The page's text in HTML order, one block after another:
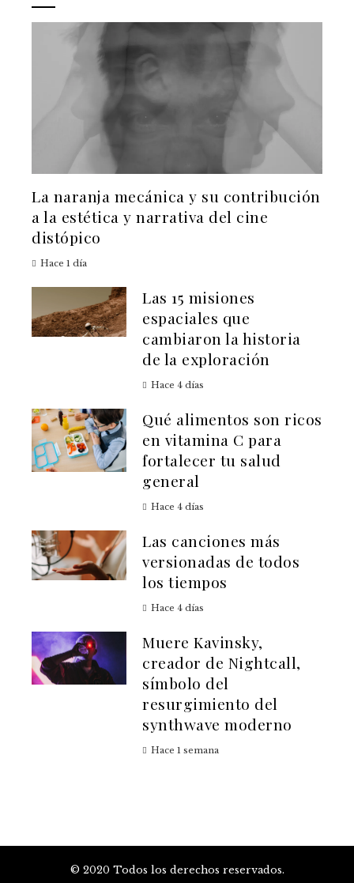
La naranja mecánica y su contribución
a la estética y narrativa del cine
distópico
Hace 1 día
Las 15 misiones
espaciales que
cambiaron la historia
de la exploración
Hace 4 días
Qué alimentos son ricos
en vitamina C para
fortalecer tu salud
general
Hace 4 días
Las canciones más
versionadas de todos
los tiempos
Hace 4 días
Muere Kavinsky,
creador de Nightcall,
símbolo del
resurgimiento del
synthwave moderno
Hace 1 semana
© 2020 Todos los derechos reservados.